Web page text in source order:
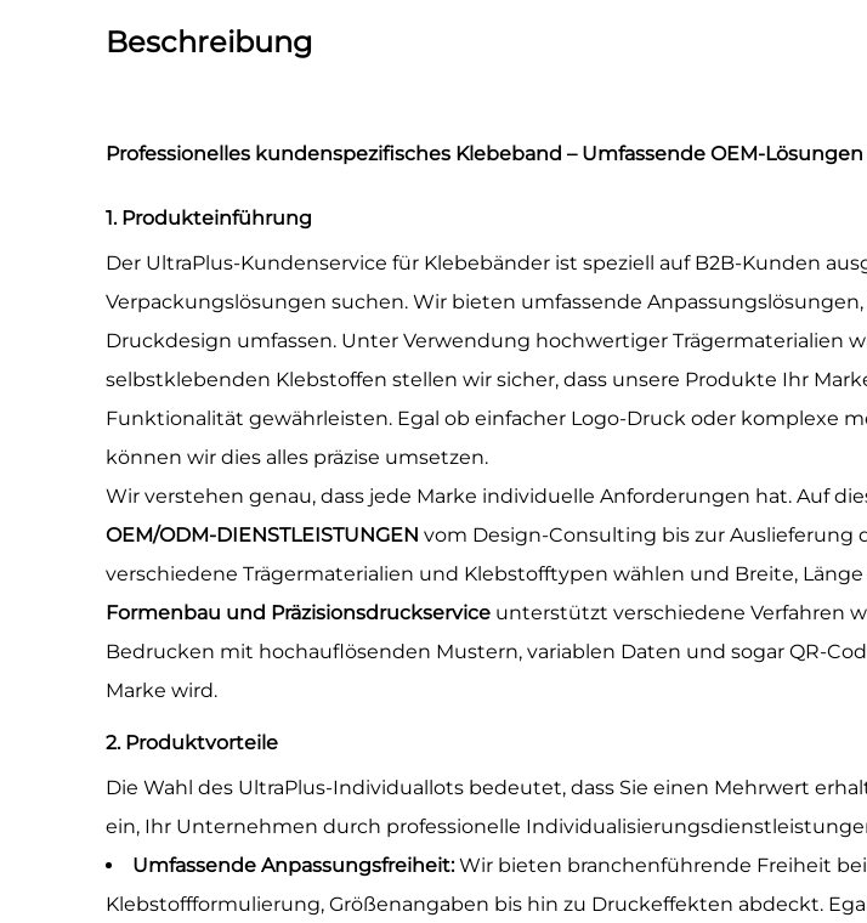
Beschreibung
Professionelles kundenspezifisches Klebeband – Umfassende OEM-
1. Produkteinführung
Der UltraPlus-Kundenservice für Klebebänder ist speziell auf B2B-Kunden
Verpackungslösungen suchen. Wir bieten umfassende
Druckdesign umfassen. Unter Verwendung hochwertiger Trägermaterialien
selbstklebenden Klebstoffen stellen wir sicher, dass unsere Produkte Ihr
Funktionalität gewährleisten. Egal ob einfacher Logo-Druck oder komplexe
können wir dies alles präzise umsetzen.
Wir verstehen genau, dass jede Marke individuelle Anforderungen hat. Auf
OEM/ODM-DIENSTLEISTUNGEN vom Design-Consulting bis zur
verschiedene Trägermaterialien und Klebstofftypen wählen und Breite,
Formenbau und Präzisionsdruckservice unterstützt verschiedene Verfahren
Bedrucken mit hochauflösenden Mustern, variablen Daten und sogar QR-
Marke wird.
2. Produktvorteile
Die Wahl des UltraPlus-Individuallots bedeutet, dass Sie einen Mehrwert
ein, Ihr Unternehmen durch professionelle
Umfassende Anpassungsfreiheit:Wir bieten branchenführende Freiheit
Klebstoffformulierung, Größenangaben bis hin zu Druckeffekten abdeckt.